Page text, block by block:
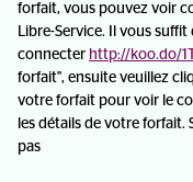
forfait, vous pouvez voir
Libre-Service. Il vous suffit
connecter http://koo.do/
forfait", ensuite veuillez
votre forfait pour voir le
les détails de votre forfait.
pas